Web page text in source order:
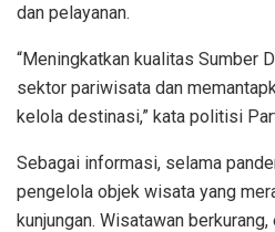
dan pelayanan.
“Meningkatkan kualitas Sumber
sektor pariwisata dan
kelola destinasi,” kata politisi
Sebagai informasi, selama
pengelola objek wisata yang
kunjungan. Wisatawan